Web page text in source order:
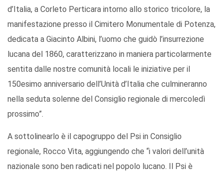
d’Italia, a Corleto Perticara intorno allo storico tricolore, la
manifestazione presso il Cimitero Monumentale di Potenza,
dedicata a Giacinto Albini, l’uomo che guidò l’insurrezione
lucana del 1860, caratterizzano in maniera particolarmente
sentita dalle nostre comunità locali le iniziative per il
150esimo anniversario dell’Unità d’Italia che culmineranno
nella seduta solenne del Consiglio regionale di mercoledì
prossimo”.
A sottolinearlo è il capogruppo del Psi in Consiglio
regionale, Rocco Vita, aggiungendo che “i valori dell’unità
nazionale sono ben radicati nel popolo lucano. Il Psi è